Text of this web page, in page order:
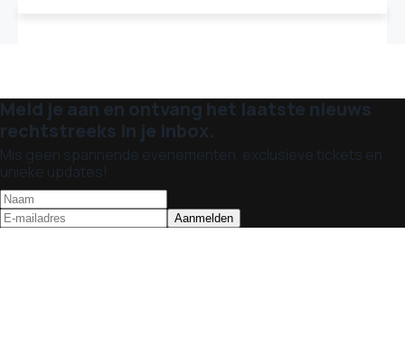
Meld je aan en ontvang het laatste nieuws
rechtstreeks in je inbox.
Mis geen spannende evenementen, exclusieve tickets en
unieke updates!